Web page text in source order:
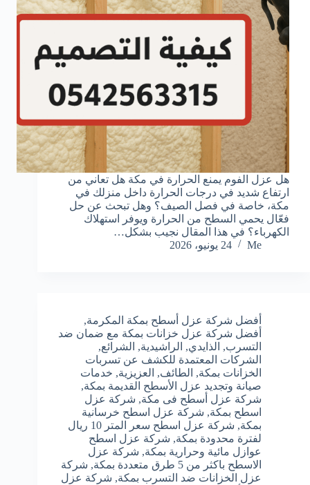
هل عزل الفوم يمنع الحرارة في مكة هل تعاني من
ارتفاع شديد في درجات الحرارة داخل منزلك في
مكة، خاصة في فصل الصيف؟ وهل تبحث عن حل
فعّال يحمي السطح من الحرارة ويوفر استهلاك
الكهرباء؟ في هذا المقال نجيب بشكل…
Me
24 يونيو، 2026
أفضل شركة عزل أسطح بمكة المكرمة,
أفضل شركة عزل خزانات بمكة مع ضمان ضد
التسرب, الذايدي, الراشيدية, الشرائع,
الشركات المعتمدة للكشف عن تسربات
الخزانات بمكة, الطائف, العزيزية, خدمات
صيانة وتجديد عزل الأسطح القديمة بمكة,
شركة عزل أسطح فى مكة, شركة عزل
اسطح بمكة, شركة عزل اسطح خرسانية
بمكة,
شركة عزل اسطح سعر المتر 10 ريال
لفترة محدودة بمكة, شركة عزل اسطح
عوازل مائية وحرارية بمكة, شركة عزل
الاسطح باكثر من 5 طرق متعددة بمكة
, شركة
عزل الخزانات ضد التسرب بمكة, شركة عزل